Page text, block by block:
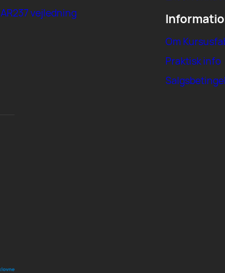
AR237 vejledning
Om
Praktisk info